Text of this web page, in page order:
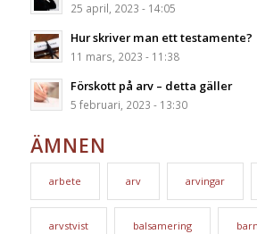
25 april, 2023 - 14:05
Hur skriver man ett testamente?
11 mars, 2023 - 11:38
Förskott på arv – detta gäller
5 februari, 2023 - 13:30
ÄMNEN
arbete arv arvingar
arvstvist balsamering barn